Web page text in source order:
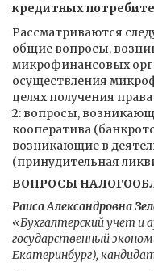
кредитных
Рассматриваются
общие вопросы,
микрофинансовых
осуществления
целях получения
2: вопросы,
кооператива
возникающие в
(принудительная
ВОПРОСЫ
Раиса Александровна
«Бухгалтерский учет и
государственный
Екатеринбург),